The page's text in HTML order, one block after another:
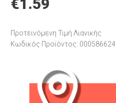
€1.59
Προτεινόμενη Τιμή Λιανικής
Κωδικός Προϊόντος: 000586624